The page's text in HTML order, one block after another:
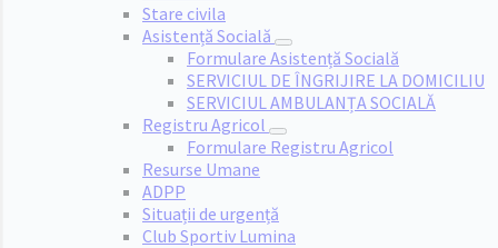
Stare civila
Asistență Socială
Formulare Asistență Socială
SERVICIUL DE ÎNGRIJIRE LA DOMICILIU
SERVICIUL AMBULANȚA SOCIALĂ
Registru Agricol
Formulare Registru Agricol
Resurse Umane
ADPP
Situații de urgență
Club Sportiv Lumina